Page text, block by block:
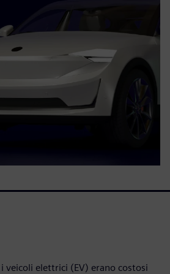
veicoli elettrici (EV) erano costosi